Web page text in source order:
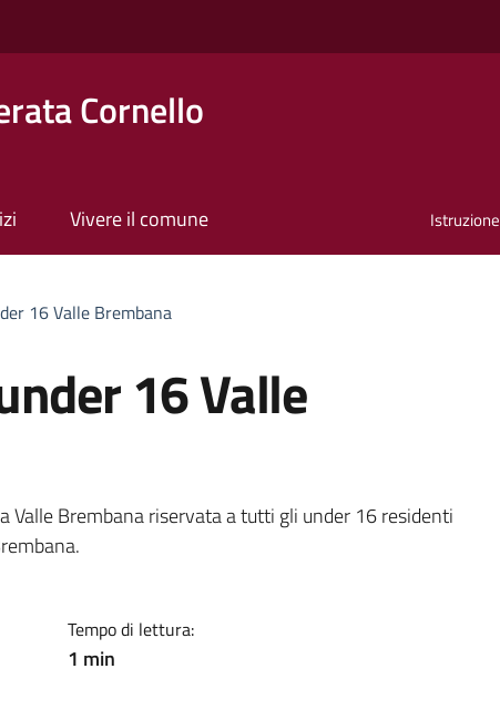
Cornello
Vivere il comune Istruzione
16 Valle Brembana
16 Valle
Valle Brembana riservata a tutti gli under 16 residenti
Tempo di lettura:
1 min